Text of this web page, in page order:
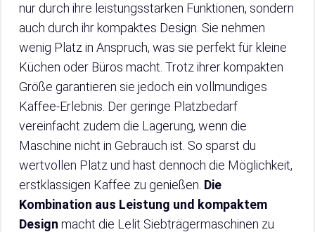
nur durch ihre leistungsstarken Funktionen, sondern
auch durch ihr kompaktes Design. Sie nehmen
wenig Platz in Anspruch, was sie perfekt für kleine
Küchen oder Büros macht. Trotz ihrer kompakten
Größe garantieren sie jedoch ein vollmundiges
Kaffee-Erlebnis. Der geringe Platzbedarf
vereinfacht zudem die Lagerung, wenn die
Maschine nicht in Gebrauch ist. So sparst du
wertvollen Platz und hast dennoch die Möglichkeit,
erstklassigen Kaffee zu genießen. Die
Kombination aus Leistung und kompaktem
Design macht die Lelit Siebträgermaschinen zu